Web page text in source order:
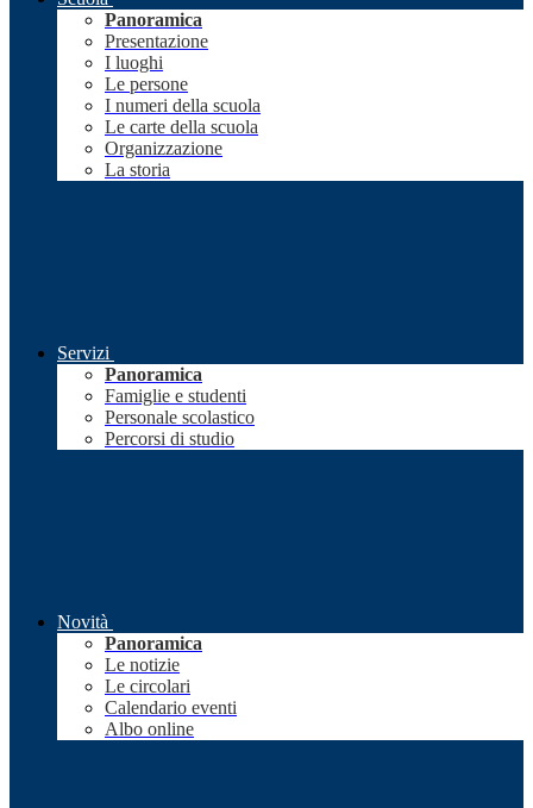
Panoramica
Presentazione
I luoghi
Le persone
I numeri della scuola
Le carte della scuola
Organizzazione
La storia
Servizi
Panoramica
Famiglie e studenti
Personale scolastico
Percorsi di studio
Novità
Panoramica
Le notizie
Le circolari
Calendario eventi
Albo online